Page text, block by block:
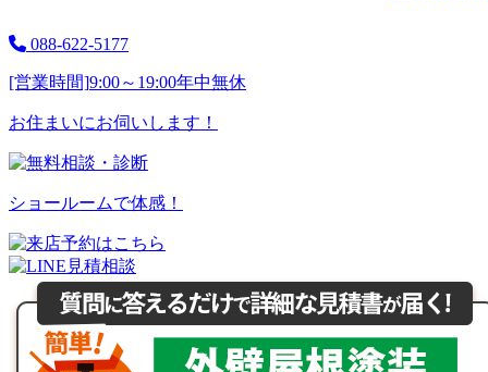
088-622-5177
[営業時間]9:00～19:00年中無休
お住まいにお伺いします！
ショールームで体感！